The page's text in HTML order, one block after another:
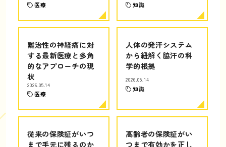
医療 知識
難治性の神経痛に対
する最新医療と多角
的なアプローチの現
状
2026.05.14
医療
人体の発汗システム
から紐解く脇汗の科
学的根拠
2026.05.14
知識
従来の保険証がいつ
まで手元に残るのか
高齢者の保険証がい
つまで有効かを正し